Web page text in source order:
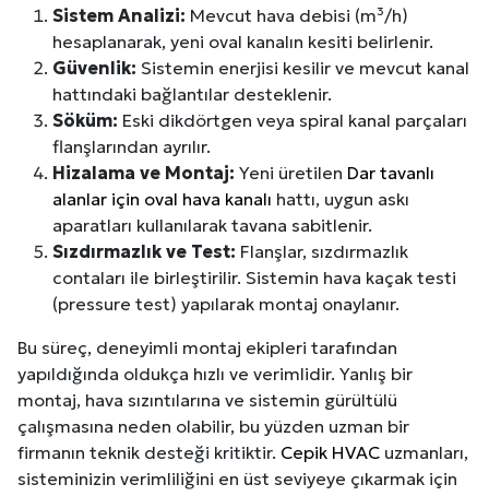
Sistem Analizi: Mevcut hava debisi (m³/h)
hesaplanarak, yeni oval kanalın kesiti belirlenir.
Güvenlik: Sistemin enerjisi kesilir ve mevcut kanal
hattındaki bağlantılar desteklenir.
Söküm: Eski dikdörtgen veya spiral kanal parçaları
flanşlarından ayrılır.
Hizalama ve Montaj: Yeni üretilen Dar tavanlı
alanlar için oval hava kanalı hattı, uygun askı
aparatları kullanılarak tavana sabitlenir.
Sızdırmazlık ve Test: Flanşlar, sızdırmazlık
contaları ile birleştirilir. Sistemin hava kaçak testi
(pressure test) yapılarak montaj onaylanır.
Bu süreç, deneyimli montaj ekipleri tarafından
yapıldığında oldukça hızlı ve verimlidir. Yanlış bir
montaj, hava sızıntılarına ve sistemin gürültülü
çalışmasına neden olabilir, bu yüzden uzman bir
firmanın teknik desteği kritiktir. Cepik HVAC uzmanları,
sisteminizin verimliliğini en üst seviyeye çıkarmak için